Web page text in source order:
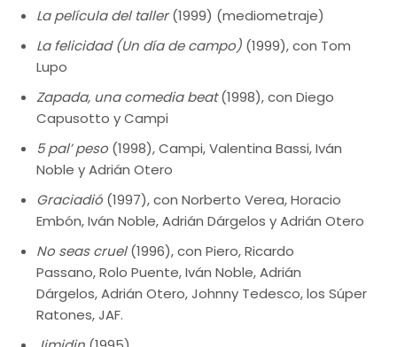
La película del taller(1999) (mediometraje)
La felicidad (Un día de campo) (1999), con Tom
Lupo
Zapada, una comedia beat(1998), con Diego
Capusotto y Campi
5 pal’ peso (1998), Campi, Valentina Bassi, Iván
Noble y Adrián Otero
Graciadió (1997), con Norberto Verea, Horacio
Embón, Iván Noble, Adrián Dárgelos y Adrián Otero
No seas cruel(1996), con Piero, Ricardo
Passano, Rolo Puente, Iván Noble, Adrián
Dárgelos, Adrián Otero, Johnny Tedesco, los Súper
Ratones, JAF.